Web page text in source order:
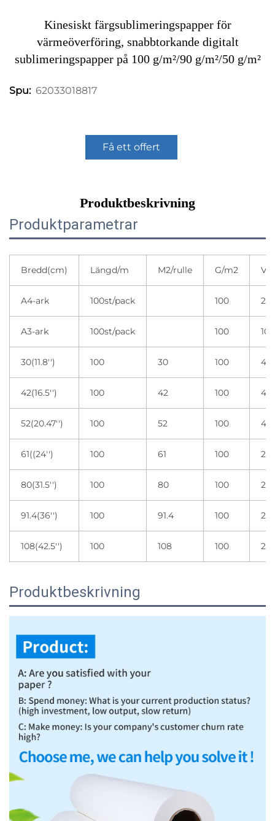
Kinesiskt färgsublimeringspapper för
värmeöverföring, snabbtorkande digitalt
sublimeringspapper på 100 g/m²/90 g/m²/50 g/m²
Spu: 62033018817
Få ett offert
Produktbeskrivning
Produktparametrar
Bredd(cm) Längd/m M2/rulle G/m2
A4-ark 100st/pack 100 20
A3-ark 100st/pack 100 10
30(11.8'') 100 30 100 4
42(16.5'') 100 42 100 4
52(20.47'') 100 52 100 4
61((24'') 100 61 100 2
80(31.5'') 100 80 100 2
91.4(36'') 100 91.4 100 2
108(42.5'') 100 108 100 2
Produktbeskrivning